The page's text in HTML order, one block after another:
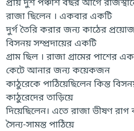
রাজা ছিলেন । একবার একটি
দুর্গ তৈরি করার জন্য কাঠের
বিসনয় সম্প্রদায়ের একটি
গ্রাম ছিল । রাজা গ্রামের পাশের
কেটে আনার জন্য কয়েকজন
কাঠুরেকে পাঠিয়েছিলেন কিন্ত
কাঠুরেদের তাড়িয়ে
দিয়েছিলেন। এতে রাজা ভীষণ রাগ
সৈন্য-সামন্ত পাঠিয়ে